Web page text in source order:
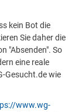
kein Bot die
Sie daher die
"Absenden". So
eine reale
Gesucht.de wie
www.wg-